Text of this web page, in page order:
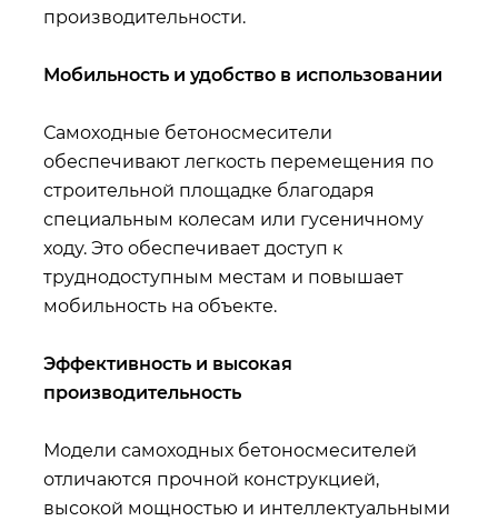
производительности.
Мобильность и удобство в использовании
Самоходные бетоносмесители
обеспечивают легкость перемещения по
строительной площадке благодаря
специальным колесам или гусеничному
ходу. Это обеспечивает доступ к
труднодоступным местам и повышает
мобильность на объекте.
Эффективность и высокая
производительность
Модели самоходных бетоносмесителей
отличаются прочной конструкцией,
высокой мощностью и интеллектуальными